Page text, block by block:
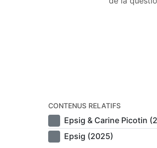
CONTENUS RELATIFS
Epsig & Carine Picotin
Epsig (2025)